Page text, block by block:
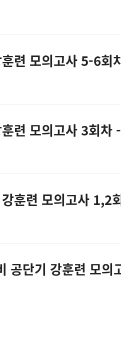
련 모의고사 5-6회
련 모의고사 3회차
공단기 강훈련 모의